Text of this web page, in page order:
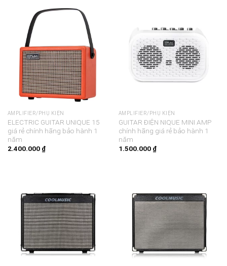
AMPLIFIER/PHỤ KIỆN
ELECTRIC GUITAR UNIQUE 15
giá rẻ chính hãng bảo hành 1
năm
2.400.000 ₫
AMPLIFIER/PHỤ KIỆN
GUITAR ĐIỆN NIQUE MINI AMP
chính hãng giá rẻ bảo hành 1
năm
1.500.000 ₫